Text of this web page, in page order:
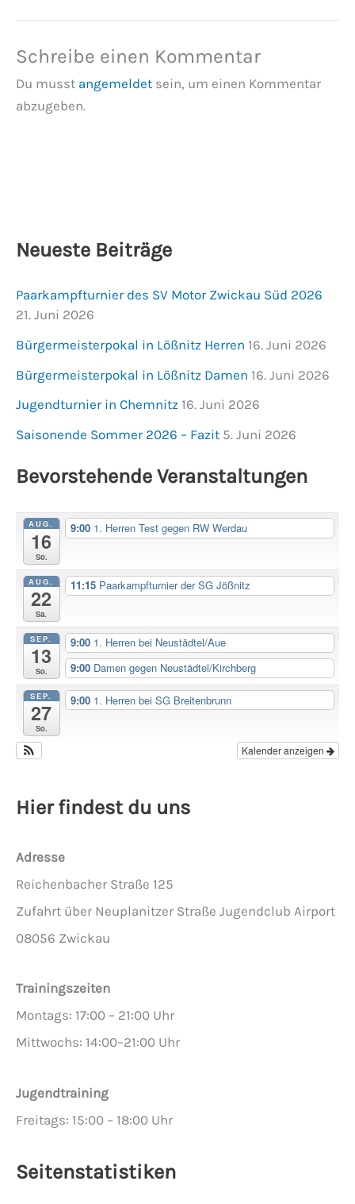
Schreibe einen Kommentar
Du musst angemeldet sein, um einen Kommentar
abzugeben.
Neueste Beiträge
Paarkampfturnier des SV Motor Zwickau Süd 2026
21. Juni 2026
Bürgermeisterpokal in Lößnitz Herren 16. Juni 2026
Bürgermeisterpokal in Lößnitz Damen 16. Juni 2026
Jugendturnier in Chemnitz 16. Juni 2026
Saisonende Sommer 2026 – Fazit 5. Juni 2026
Bevorstehende Veranstaltungen
AUG.
16
So.
9:00 1. Herren Test gegen RW Werdau
AUG.
22
Sa.
11:15 Paarkampfturnier der SG Jößnitz
SEP.
13
So.
9:00 1. Herren bei Neustädtel/Aue
9:00 Damen gegen Neustädtel/Kirchberg
SEP.
27
So.
9:00 1. Herren bei SG Breitenbrunn
Kalender anzeigen
Hier findest du uns
Adresse
Reichenbacher Straße 125
Zufahrt über Neuplanitzer Straße Jugendclub Airport
08056 Zwickau
Trainingszeiten
Montags: 17:00 – 21:00 Uhr
Mittwochs: 14:00–21:00 Uhr
Jugendtraining
Freitags: 15:00 – 18:00 Uhr
Seitenstatistiken